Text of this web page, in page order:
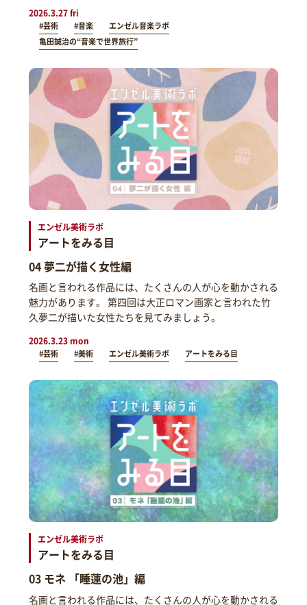
2026.3.27 fri
#芸術 #音楽
エンゼル音楽ラボ
亀田誠治の“音楽で世界旅行”
エンゼル美術ラボ
アートをみる目
04 夢二が描く女性編
名画と言われる作品には、たくさんの人が心を動かされる
魅力があります。 第四回は大正ロマン画家と言われた竹
久夢二が描いた女性たちを見てみましょう。
2026.3.23 mon
#芸術 #美術 エンゼル美術ラボ アートをみる目
エンゼル美術ラボ
アートをみる目
03 モネ 「睡蓮の池」編
名画と言われる作品には、たくさんの人が心を動かされる